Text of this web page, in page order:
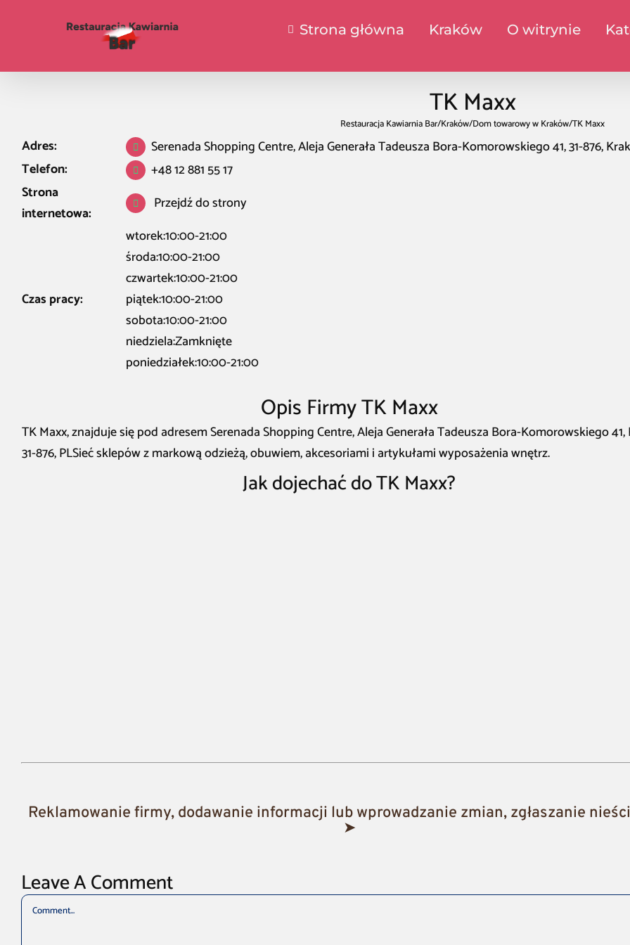
Strona główna Kraków O witrynie
TK Maxx
Restauracja Kawiarnia Bar/Kraków/Dom towarowy w Kraków/TK Maxx
Adres:
Serenada Shopping Centre, Aleja Generała Tadeusza Bora-Komorowskiego 41, 31-876,
Telefon:
+48 12 881 55 17
Strona
internetowa:
Przejdź do strony
Czas pracy:
wtorek:10:00-21:00
środa:10:00-21:00
czwartek:10:00-21:00
piątek:10:00-21:00
sobota:10:00-21:00
niedziela:Zamknięte
poniedziałek:10:00-21:00
Opis Firmy TK Maxx
TK Maxx, znajduje się pod adresem Serenada Shopping Centre, Aleja Generała Tadeusza Bora-Komorowskiego
31-876, PLSieć sklepów z markową odzieżą, obuwiem, akcesoriami i artykułami wyposażenia wnętrz.
Jak dojechać do TK Maxx?
Reklamowanie firmy, dodawanie informacji lub wprowadzanie zmian, zgłaszanie
➤
Leave A Comment
Comment